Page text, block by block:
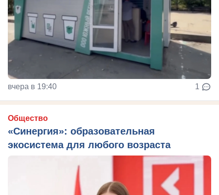
вчера в 19:40 1
Общество
«Синергия»: образовательная
экосистема для любого возраста